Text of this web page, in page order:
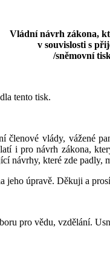
Vládní návrh zákona,
v souvislosti s
/sněmovní
tento tisk.
členové vlády, vážené
i pro návrh zákona,
návrhy, které zde padly,
úpravě. Děkuji a
pro vědu, vzdělání.